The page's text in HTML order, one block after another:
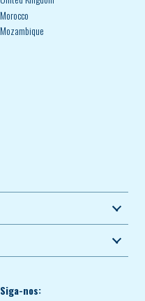
Morocco
Mozambique
Siga-nos: